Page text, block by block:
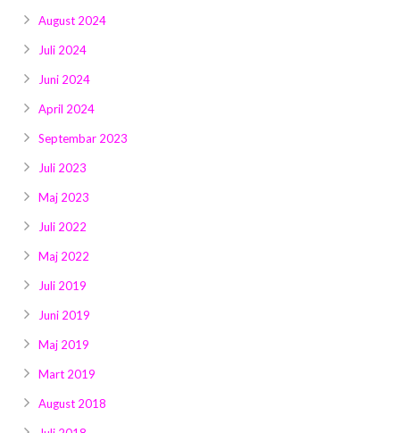
August 2024
Juli 2024
Juni 2024
April 2024
Septembar 2023
Juli 2023
Maj 2023
Juli 2022
Maj 2022
Juli 2019
Juni 2019
Maj 2019
Mart 2019
August 2018